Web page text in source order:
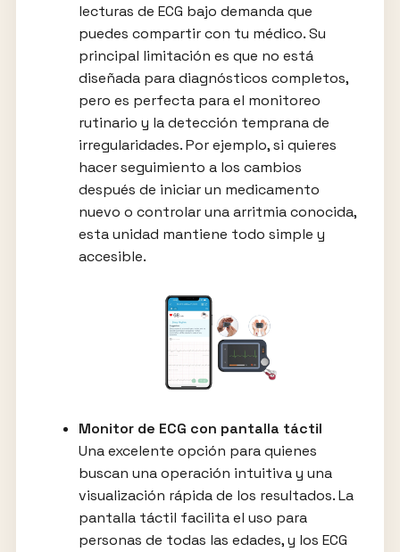
lecturas de ECG bajo demanda que
puedes compartir con tu médico. Su
principal limitación es que no está
diseñada para diagnósticos completos,
pero es perfecta para el monitoreo
rutinario y la detección temprana de
irregularidades. Por ejemplo, si quieres
hacer seguimiento a los cambios
después de iniciar un medicamento
nuevo o controlar una arritmia conocida,
esta unidad mantiene todo simple y
accesible.
Monitor de ECG con pantalla táctil
Una excelente opción para quienes
buscan una operación intuitiva y una
visualización rápida de los resultados. La
pantalla táctil facilita el uso para
personas de todas las edades, y los ECG